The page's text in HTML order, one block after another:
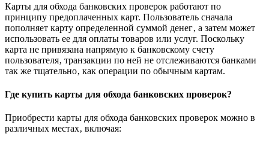
Карты для обхода банковских проверок работают по
принципу предоплаченных карт. Пользователь сначала
пополняет карту определенной суммой денег‚ а затем может
использовать ее для оплаты товаров или услуг. Поскольку
карта не привязана напрямую к банковскому счету
пользователя‚ транзакции по ней не отслеживаются банками
так же тщательно‚ как операции по обычным картам.
Где купить карты для обхода банковских проверок?
Приобрести карты для обхода банковских проверок можно в
различных местах‚ включая: